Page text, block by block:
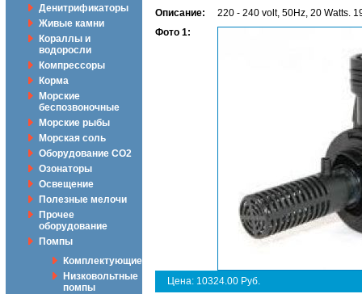
Денитрификаторы
Живые камни
Кораллы и
водоросли
Компрессоры
Корма
Морские
беспозвоночные
Морские рыбы
Морская соль
Оборудование CO2
Озонаторы
Освещение
Полезные мелочи
Прочее
оборудование
Помпы
Комплектующие
Низковольтные
помпы
Описание:
220 - 240 volt, 50Hz, 20 Watts.
Фото 1:
Цена: 10324.00 Руб.